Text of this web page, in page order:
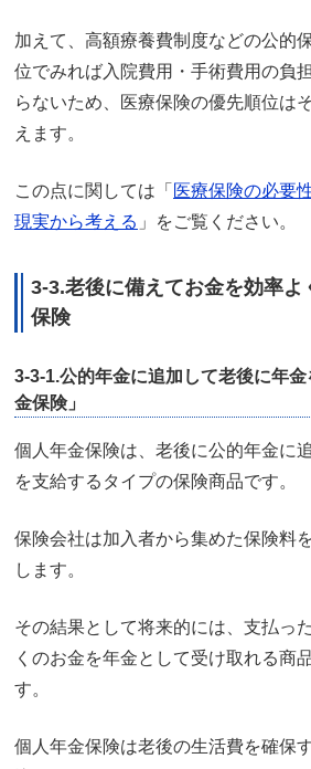
加えて、高額療養費制度などの公的
位でみれば入院費用・手術費用の負
らないため、医療保険の優先順位は
えます。
この点に関しては「 医療保険の必要
現実から考える 」をご覧ください。
3-3.老後に備えてお金を効率よ
保険
3-3-1.公的年金に追加して老後に年
金保険」
個人年金保険は、老後に公的年金に
を支給するタイプの保険商品です。
保険会社は加入者から集めた保険料
します。
その結果として将来的には、支払っ
くのお金を年金として受け取れる商
す。
個人年金保険は老後の生活費を確保